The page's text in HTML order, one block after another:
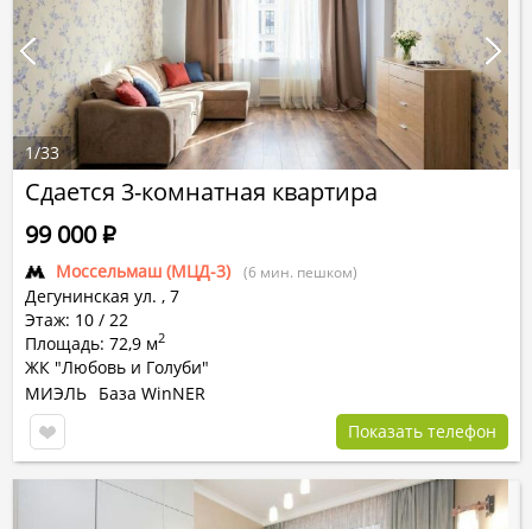
Сдается 3-комнатная квартира
Моссельмаш (МЦД-3) (6 мин. пешком)
Дегунинская ул. , 7
Этаж: 10 / 22
Площадь: 72,9 м2
ЖК "Любовь и Голуби"
99 000Р
МИЭЛЬ База WinNER
Показать телефон
1/33